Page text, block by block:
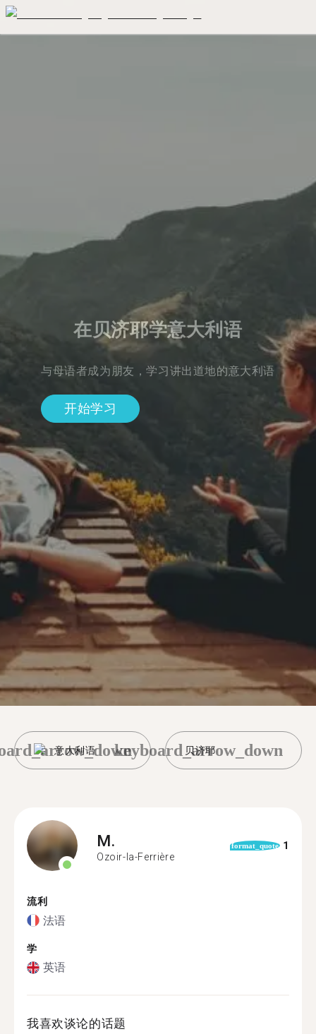
在贝济耶学意大利语
与母语者成为朋友，学习讲出道地的意大利语
开始学习
意大利语 贝济耶
keyboard_arrow_down
M.
Ozoir-la-Ferrière
format_quote 1
流利
法语
学
英语
我喜欢谈论的话题